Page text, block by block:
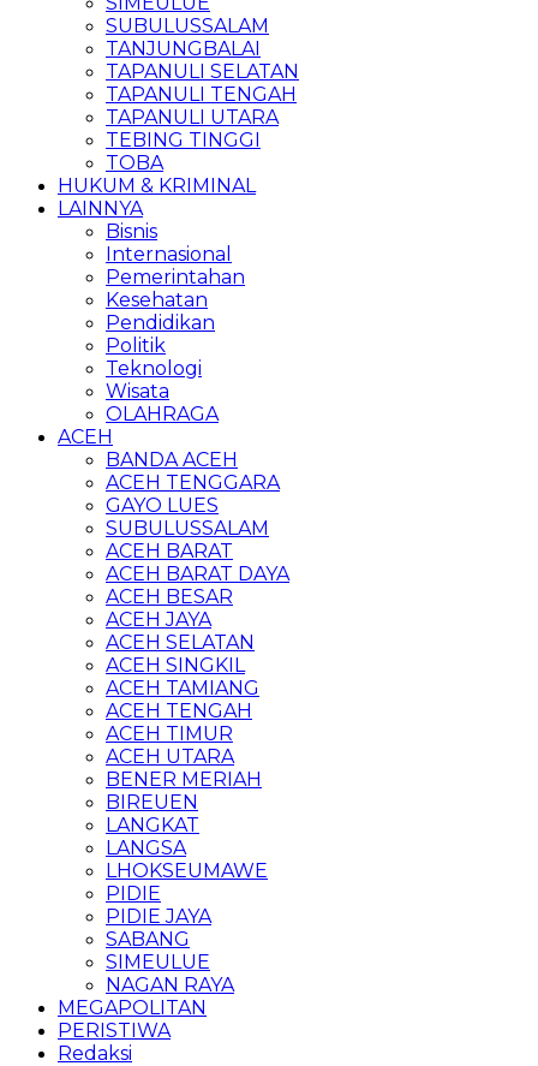
SUBULUSSALAM
TANJUNGBALAI
TAPANULI SELATAN
TAPANULI TENGAH
TAPANULI UTARA
TEBING TINGGI
TOBA
HUKUM & KRIMINAL
LAINNYA
Bisnis
Internasional
Pemerintahan
Kesehatan
Pendidikan
Politik
Teknologi
Wisata
OLAHRAGA
ACEH
BANDA ACEH
ACEH TENGGARA
GAYO LUES
SUBULUSSALAM
ACEH BARAT
ACEH BARAT DAYA
ACEH BESAR
ACEH JAYA
ACEH SELATAN
ACEH SINGKIL
ACEH TAMIANG
ACEH TENGAH
ACEH TIMUR
ACEH UTARA
BENER MERIAH
BIREUEN
LANGKAT
LANGSA
LHOKSEUMAWE
PIDIE
PIDIE JAYA
SABANG
SIMEULUE
NAGAN RAYA
MEGAPOLITAN
PERISTIWA
Redaksi